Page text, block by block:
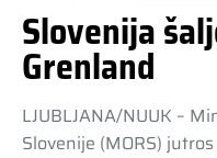
Slovenija
Grenland
LJUBLJANA/NUUK –
Slovenije (MORS)